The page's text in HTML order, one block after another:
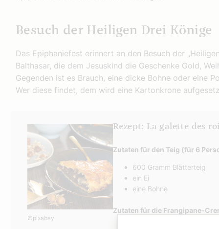
Besuch der Heiligen Drei Könige
Das Epiphaniefest erinnert an den Besuch der
Balthasar, die dem Jesuskind die Geschenke Gold,
Gegenden ist es Brauch, eine dicke Bohne oder eine
Wer diese findet, dem wird eine Kartonkrone
©pixabay
Rezept: La galette des
Zutaten für den Teig (für 6
600 Gramm Blätterteig
ein Ei
eine Bohne
Zutaten für die Frangipane-